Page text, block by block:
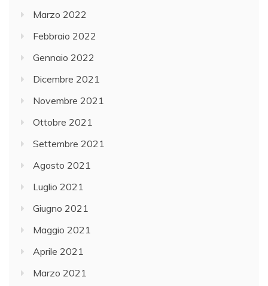
Marzo 2022
Febbraio 2022
Gennaio 2022
Dicembre 2021
Novembre 2021
Ottobre 2021
Settembre 2021
Agosto 2021
Luglio 2021
Giugno 2021
Maggio 2021
Aprile 2021
Marzo 2021